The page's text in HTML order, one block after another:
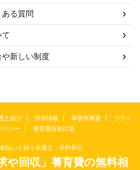
る質問
新しい制度
士紹介 採用情報 事務所概要
プライ
リシー
養育費自動計算
払いと戦う弁護士：木村和弘
や回収」養育費の無料相